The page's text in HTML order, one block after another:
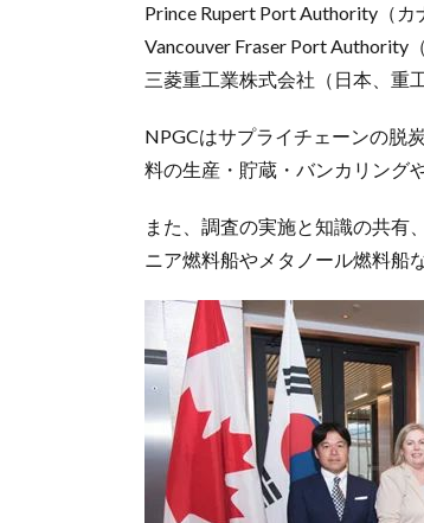
Prince Rupert Port Authority（カ
Vancouver Fraser Port Authority
三菱重工業株式会社（日本、重工
NPGCはサプライチェーンの脱
料の生産・貯蔵・バンカリング
また、調査の実施と知識の共有
ニア燃料船やメタノール燃料船